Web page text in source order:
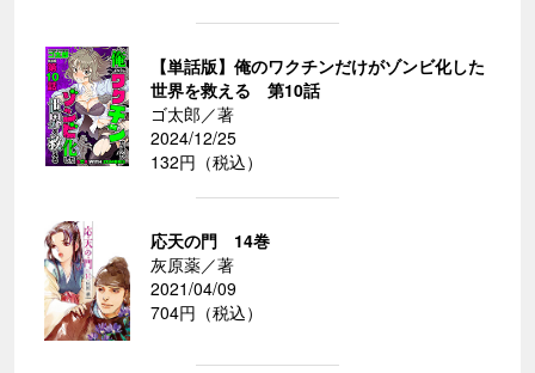
【単話版】俺のワクチンだけがゾンビ化した
世界を救える 第10話
ゴ太郎／著
2024/12/25
132円（税込）
応天の門 14巻
灰原薬／著
2021/04/09
704円（税込）